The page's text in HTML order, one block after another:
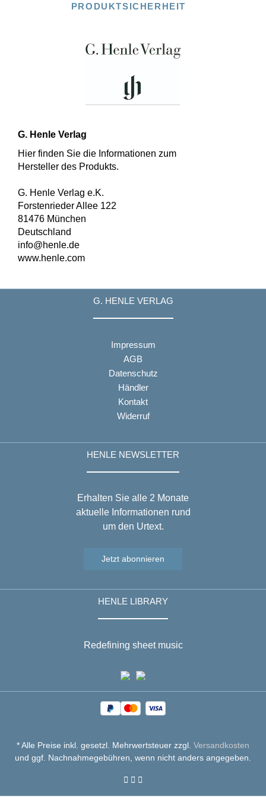
PRODUKTSICHERHEIT
G. Henle Verlag
Hier finden Sie die Informationen zum
Hersteller des Produkts.
G. Henle Verlag e.K.
Forstenrieder Allee 122
81476 München
Deutschland
info@henle.de
www.henle.com
G. HENLE VERLAG
Impressum
AGB
Datenschutz
Händler
Kontakt
Widerruf
HENLE NEWSLETTER
Erhalten Sie alle 2 Monate
aktuelle Informationen rund
um den Urtext.
Jetzt abonnieren
HENLE LIBRARY
Redefining sheet music
* Alle Preise inkl. gesetzl. Mehrwertsteuer zzgl. Versandkosten
und ggf. Nachnahmegebühren, wenn nicht anders angegeben.